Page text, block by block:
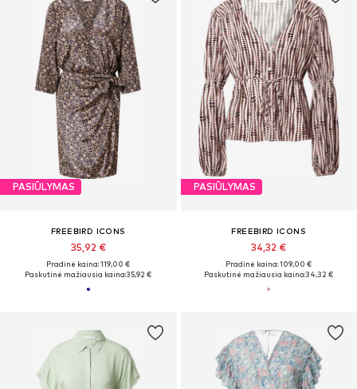
PASIŪLYMAS
FREEBIRD ICONS
35,92 €
Pradinė kaina: 119,00 €
Paskutinė mažiausia kaina:35,92 €
PASIŪLYMAS
FREEBIRD ICONS
34,32 €
Pradinė kaina: 109,00 €
Paskutinė mažiausia kaina:34,32 €